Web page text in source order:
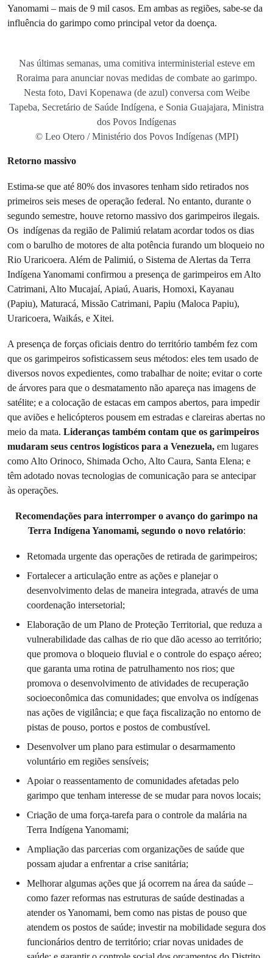
Yanomami – mais de 9 mil casos. Em ambas as regiões, sabe-se da
influência do garimpo como principal vetor da doença.
Nas últimas semanas, uma comitiva interministerial esteve em
Roraima para anunciar novas medidas de combate ao garimpo.
Nesta foto, Davi Kopenawa (de azul) conversa com Weibe
Tapeba, Secretário de Saúde Indígena, e Sonia Guajajara, Ministra
dos Povos Indígenas
© Leo Otero / Ministério dos Povos Indígenas (MPI)
Retorno massivo
Estima-se que até 80% dos invasores tenham sido retirados nos
primeiros seis meses de operação federal. No entanto, durante o
segundo semestre, houve retorno massivo dos garimpeiros ilegais.
Os indígenas da região de Palimiú relatam acordar todos os dias
com o barulho de motores de alta potência furando um bloqueio no
Rio Uraricoera. Além de Palimiú, o Sistema de Alertas da Terra
Indígena Yanomami confirmou a presença de garimpeiros em Alto
Catrimani, Alto Mucajaí, Apiaú, Auaris, Homoxi, Kayanau
(Papiu), Maturacá, Missão Catrimani, Papiu (Maloca Papiu),
Uraricoera, Waikás, e Xitei.
A presença de forças oficiais dentro do território também fez com
que os garimpeiros sofisticassem seus métodos: eles tem usado de
diversos novos expedientes, como trabalhar de noite; evitar o corte
de árvores para que o desmatamento não apareça nas imagens de
satélite; e a colocação de estacas em campos abertos, para impedir
que aviões e helicópteros pousem em estradas e clareiras abertas no
meio da mata. Lideranças também contam que os garimpeiros
mudaram seus centros logísticos para a Venezuela, em lugares
como Alto Orinoco, Shimada Ocho, Alto Caura, Santa Elena; e
têm adotado novas tecnologias de comunicação para se antecipar
às operações.
Recomendações para interromper o avanço do garimpo na
Terra Indígena Yanomami, segundo o novo relatório:
Retomada urgente das operações de retirada de garimpeiros;
Fortalecer a articulação entre as ações e planejar o
desenvolvimento delas de maneira integrada, através de uma
coordenação intersetorial;
Elaboração de um Plano de Proteção Territorial, que reduza a
vulnerabilidade das calhas de rio que dão acesso ao território;
que promova o bloqueio fluvial e o controle do espaço aéreo;
que garanta uma rotina de patrulhamento nos rios; que
promova o desenvolvimento de atividades de recuperação
socioeconômica das comunidades; que envolva os indígenas
nas ações de vigilância; e que faça fiscalização no entorno de
pistas de pouso, portos e postos de combustível.
Desenvolver um plano para estimular o desarmamento
voluntário em regiões sensíveis;
Apoiar o reassentamento de comunidades afetadas pelo
garimpo que tenham interesse de se mudar para novos locais;
Criação de uma força-tarefa para o controle da malária na
Terra Indígena Yanomami;
Ampliação das parcerias com organizações de saúde que
possam ajudar a enfrentar a crise sanitária;
Melhorar algumas ações que já ocorrem na área da saúde –
como fazer reformas nas estruturas de saúde destinadas a
atender os Yanomami, bem como nas pistas de pouso que
atendem os postos de saúde; investir na mobilidade segura dos
funcionários dentro de território; criar novas unidades de